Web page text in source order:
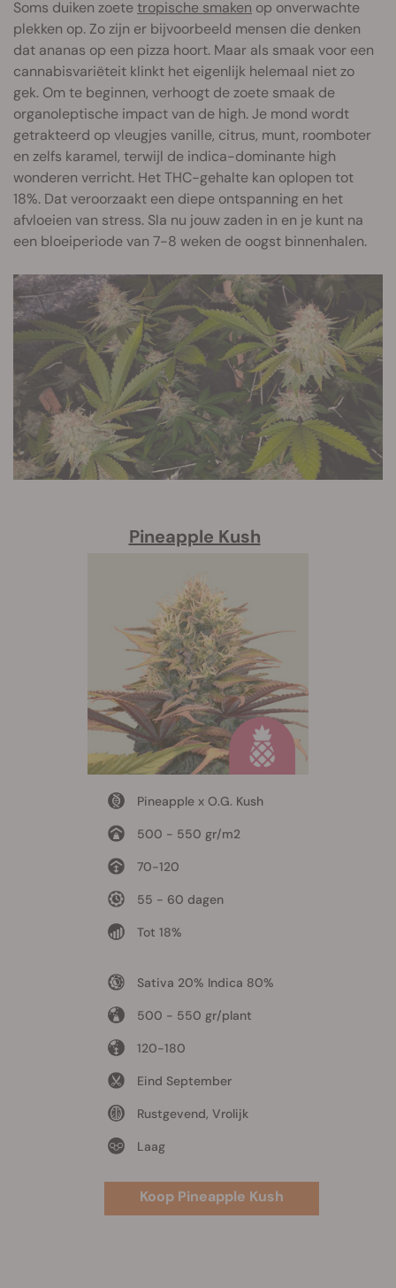
Soms duiken zoetetropische smaken op onverwachte
plekken op. Zo zijn er bijvoorbeeld mensen die denken
dat ananas op een pizza hoort. Maar als smaak voor een
cannabisvariëteit klinkt het eigenlijk helemaal niet zo
gek. Om te beginnen, verhoogt de zoete smaak de
organoleptische impact van de high. Je mond wordt
getrakteerd op vleugjes vanille, citrus, munt, roomboter
en zelfs karamel, terwijl de indica-dominante high
wonderen verricht. Het THC-gehalte kan oplopen tot
18%. Dat veroorzaakt een diepe ontspanning en het
afvloeien van stress. Sla nu jouw zaden in en je kunt na
een bloeiperiode van 7-8 weken de oogst binnenhalen.
Pineapple Kush
Pineapple x O.G. Kush
500 - 550 gr/m2
70-120
55 - 60 dagen
Tot 18%
Sativa 20% Indica 80%
500 - 550 gr/plant
120-180
Eind September
Rustgevend, Vrolijk
Laag
Koop Pineapple Kush